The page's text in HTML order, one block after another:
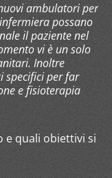
ambulatori per
possano
il paziente nel
vi è un solo
Inoltre
specifici per far
e fisioterapia
e quali obiettivi si